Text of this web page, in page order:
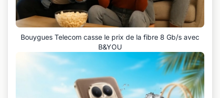
Bouygues Telecom casse le prix de la fibre 8 Gb/s avec
B&YOU